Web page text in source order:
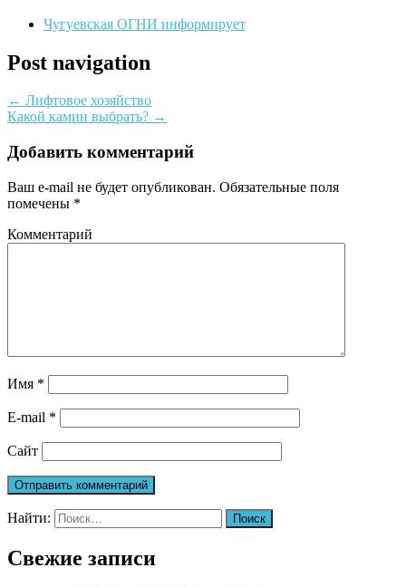
Чугуевская ОГНИ информирует
Post navigation
← Лифтовое хозяйство
Какой камин выбрать? →
Добавить комментарий
Ваш e-mail не будет опубликован. Обязательные поля
помечены *
Комментарий
Имя *
E-mail *
Сайт
Найти:
Свежие записи